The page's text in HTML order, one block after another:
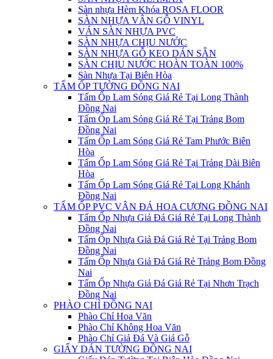
Sàn nhựa Hèm Khóa ROSA FLOOR
SÀN NHỰA VÂN GỖ VINYL
VÁN SÀN NHỰA PVC
SÀN NHỰA CHỊU NƯỚC
SÀN NHỰA GỖ KEO DÁN SẴN
SÀN CHỊU NƯỚC HOÀN TOÀN 100%
Sàn Nhựa Tại Biên Hòa
TẤM ỐP TƯỜNG ĐỒNG NAI
Tấm Ốp Lam Sóng Giá Rẻ Tại Long Thành
Đồng Nai
Tấm Ốp Lam Sóng Giá Rẻ Tại Trảng Bom
Đồng Nai
Tấm Ốp Lam Sóng Giá Rẻ Tam Phước Biên
Hòa
Tấm Ốp Lam Sóng Giá Rẻ Tại Trảng Dài Biên
Hòa
Tấm Ốp Lam Sóng Giá Rẻ Tại Long Khánh
Đồng Nai
TẤM ỐP PVC VÂN ĐÁ HOA CƯƠNG ĐỒNG NAI
Tấm Ốp Nhựa Giả Đá Giá Rẻ Tại Long Thành
Đồng Nai
Tấm Ốp Nhựa Giả Đá Giá Rẻ Tại Trảng Bom
Đồng Nai
Tấm Ốp Nhựa Giả Đá Giá Rẻ Trảng Bom Đồng
Nai
Tấm Ốp Nhựa Giả Đá Giá Rẻ Tại Nhơn Trạch
Đồng Nai
PHÀO CHỈ ĐỒNG NAI
Phào Chỉ Hoa Văn
Phào Chỉ Không Hoa Văn
Phào Chỉ Giả Đá Và Giả Gỗ
GIẤY DÁN TƯỜNG ĐỒNG NAI